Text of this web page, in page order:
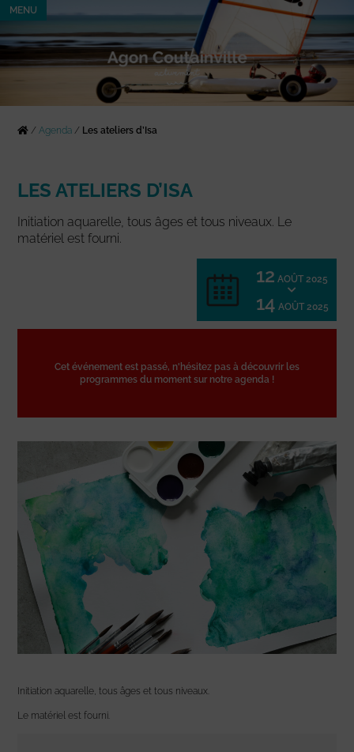
MENU
/Agenda / Les ateliers d’Isa
LES ATELIERS D’ISA
Initiation aquarelle, tous âges et tous niveaux. Le
matériel est fourni.
12 AOÛT 2025
14 AOÛT 2025
Cet événement est passé, n'hésitez pas à découvrir les
programmes du moment sur notre agenda !
Initiation aquarelle, tous âges et tous niveaux.
Le matériel est fourni.